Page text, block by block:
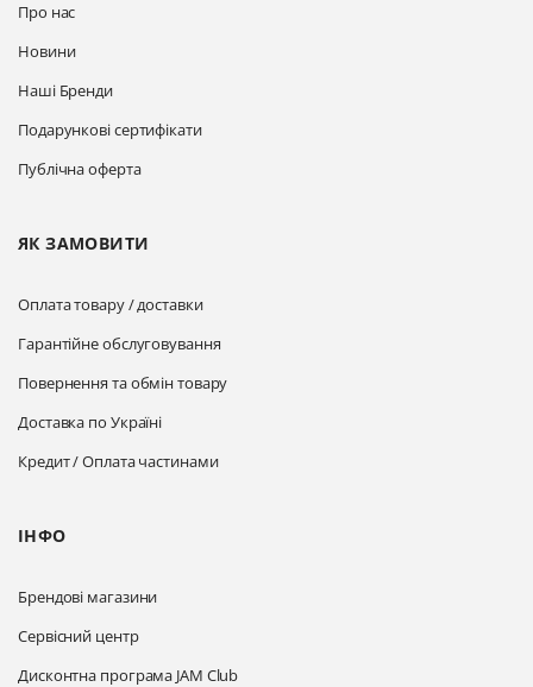
Про нас
Новини
Наші Бренди
Подарункові сертифікати
Публічна оферта
ЯК ЗАМОВИТИ
Оплата товару / доставки
Гарантійне обслуговування
Повернення та обмін товару
Доставка по Україні
Кредит / Оплата частинами
ІНФО
Брендові магазини
Сервісний центр
Дисконтна програма JAM Club